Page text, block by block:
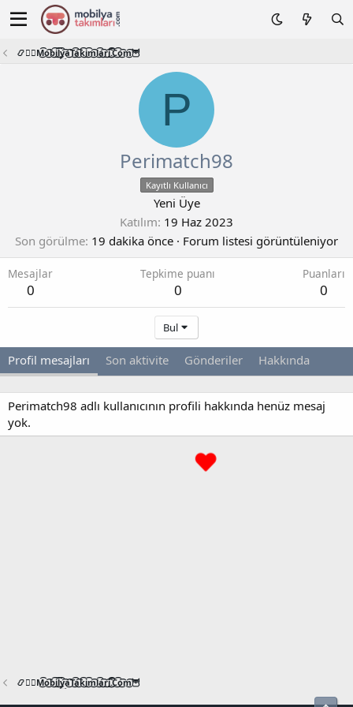
📿🧙‍♂️M͜͡o͜͡b͜͡i͜͡l͜͡y͜͡a͜͡T͜͡a͜͡k͜͡i͜͡m͜͡l͜͡a͜͡r͜͡i͜͡.͜͡C͜͡o͜͡m͜͡🦉
P
Perimatch98
Kayıtlı Kullanıcı
Yeni Üye
Katılım 19 Haz 2023
Son görülme 19 dakika önce · Forum listesi görüntüleniyor
Mesajlar
0
Tepkime puanı
0
Puanları
0
Bul
Profil mesajları Son aktivite Gönderiler Hakkında
Perimatch98 adlı kullanıcının profili hakkında henüz mesaj
yok.
📿🧙‍♂️M͜͡o͜͡b͜͡i͜͡l͜͡y͜͡a͜͡T͜͡a͜͡k͜͡i͜͡m͜͡l͜͡a͜͡r͜͡i͜͡.͜͡C͜͡o͜͡m͜͡🦉